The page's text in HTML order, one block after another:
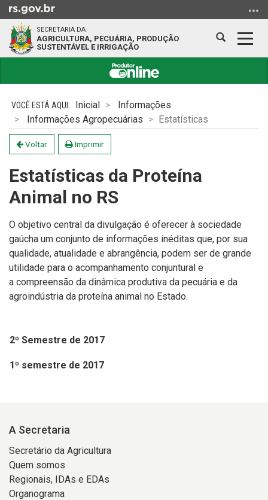
para
conteúdo
menu
para
SECRETARIA DA
AGRICULTURA, PECUÁRIA, PRODUÇÃO
SUSTENTÁVEL E IRRIGAÇÃO
Abrir
conteúdo
Inicial
Informações
Informações Agropecuárias
Estatísticas
Voltar Imprimir
Estatísticas da Proteína
Animal no RS
O objetivo central da divulgação é oferecer à sociedade
gaúcha um conjunto de informações inéditas que, por sua
qualidade, atualidade e abrangência, podem ser de grande
utilidade para o acompanhamento conjuntural e
a compreensão da dinâmica produtiva da pecuária e da
agroindústria da proteína animal no Estado.
2º Semestre de 2017
1º semestre de 2017
A Secretaria
Secretário da Agricultura
Quem somos
Regionais, IDAs e EDAs
Organograma